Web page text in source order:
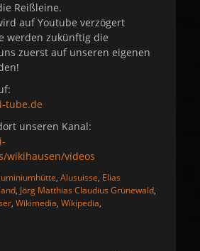
Reißleine.
auf Youtube verzögert
werden zukünftig die
zuerst auf unseren eigenen
tube.de
unseren Kanal:
wikihausen/videos
, Alusuisse, Elias
, Jörg Matthias Claudius Grünewald,
, Wikimedia, Wikipedia,